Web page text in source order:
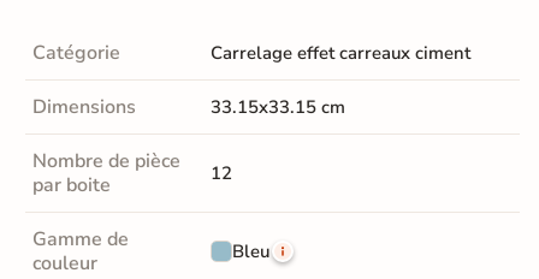
Catégorie Carrelage effet carreaux ciment
Dimensions 33.15x33.15 cm
Nombre de pièce
par boite
12
Gamme de
couleur
Bleu